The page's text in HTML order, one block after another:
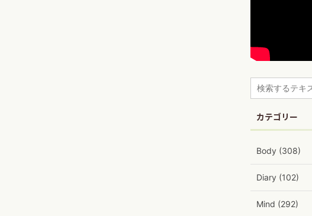
カテゴリー
Body (308)
Diary (102)
Mind (292)